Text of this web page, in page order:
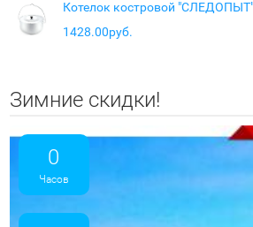
1428.00руб.
Зимние скидки!
0
Часов